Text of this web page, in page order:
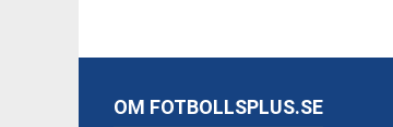
OM FOTBOLLSPLUS.SE